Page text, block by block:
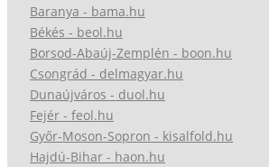
Baranya - bama.hu
Békés - beol.hu
Borsod-Abaúj-Zemplén - boon.hu
Csongrád - delmagyar.hu
Dunaújváros - duol.hu
Fejér - feol.hu
Győr-Moson-Sopron - kisalfold.hu
Hajdú-Bihar - haon.hu